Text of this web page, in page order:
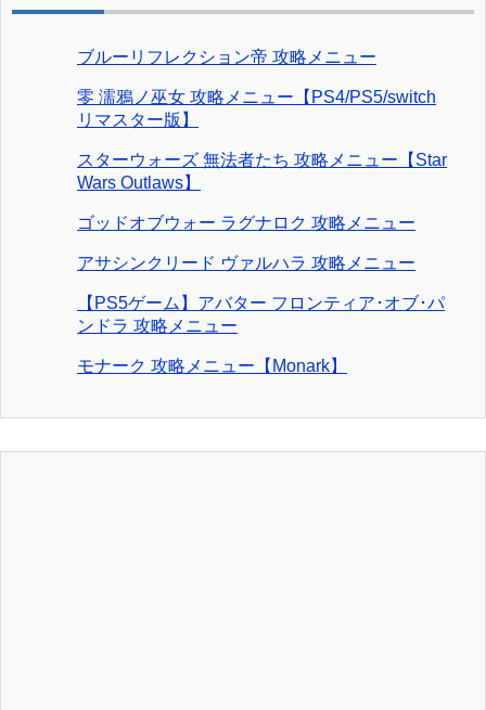
ブルーリフレクション帝 攻略メニュー
零 濡鴉ノ巫女 攻略メニュー【PS4/PS5/switch
リマスター版】
スターウォーズ 無法者たち 攻略メニュー【Star
Wars Outlaws】
ゴッドオブウォー ラグナロク 攻略メニュー
アサシンクリード ヴァルハラ 攻略メニュー
【PS5ゲーム】アバター フロンティア･オブ･パ
ンドラ 攻略メニュー
モナーク 攻略メニュー【Monark】